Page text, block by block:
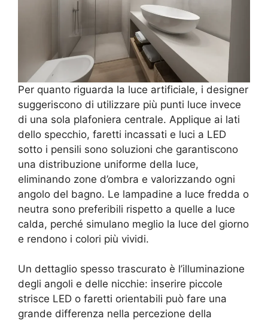
Per quanto riguarda la luce artificiale, i designer
suggeriscono di utilizzare più punti luce invece
di una sola plafoniera centrale. Applique ai lati
dello specchio, faretti incassati e luci a LED
sotto i pensili sono soluzioni che garantiscono
una distribuzione uniforme della luce,
eliminando zone d’ombra e valorizzando ogni
angolo del bagno. Le lampadine a luce fredda o
neutra sono preferibili rispetto a quelle a luce
calda, perché simulano meglio la luce del giorno
e rendono i colori più vividi.
Un dettaglio spesso trascurato è l’illuminazione
degli angoli e delle nicchie: inserire piccole
strisce LED o faretti orientabili può fare una
grande differenza nella percezione della